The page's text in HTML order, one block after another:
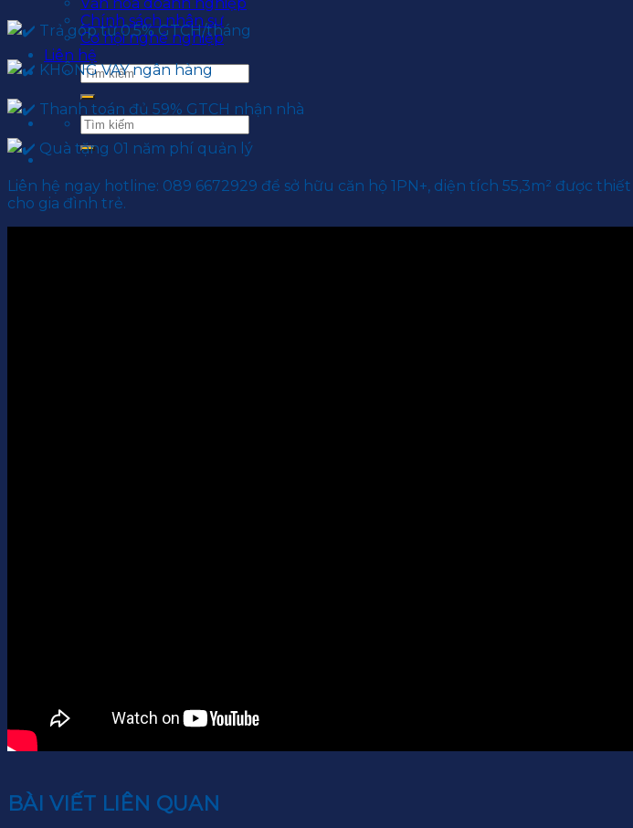
Chính sách nhân sự
Cơ hội nghề nghiệp
Liên hệ
Trả góp từ 0,5% GTCH/tháng
KHÔNG VAY ngân hàng
Thanh toán đủ 59% GTCH nhận nhà
Quà tặng 01 năm phí quản lý
Liên hệ ngay hotline: 089 6672929 để sở hữu căn hộ 1PN+, diện tích 55,3m² được
cho gia đình trẻ.
BÀI VIẾT LIÊN QUAN